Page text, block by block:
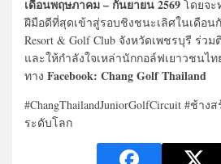
เดือนพฤษภาคม – กันยายน 2569 โดยจะ
ฝีมือดีที่สุดเข้าสู่รอบชิงชนะเลิศในเดือน
Resort & Golf Club จังหวัดเพชรบุรี ร่ว
และให้กำลังใจเหล่านักกอล์ฟเยาวชนไ
ทาง Facebook: Chang Golf Thailand
#ChangThailandJuniorGolfCircuit #ช้า
ระดับโลก